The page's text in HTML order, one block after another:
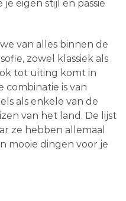
eigen stijl en passie
van alles binnen de
zowel klassiek als
tot uiting komt in
combinatie is van
als enkele van de
van het land. De lijst
ze hebben allemaal
mooie dingen voor je